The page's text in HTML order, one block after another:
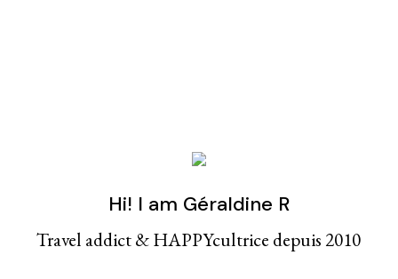
Hi! I am Géraldine R
Travel addict & HAPPYcultrice depuis 2010